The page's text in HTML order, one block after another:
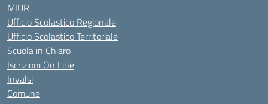
MIUR
Ufficio Scolastico Regionale
Ufficio Scolastico Territoriale
Scuola in Chiaro
Iscrizioni On Line
Invalsi
Comune